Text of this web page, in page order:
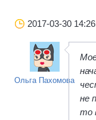
2017-03-30
Ольга Пахомова
не
то